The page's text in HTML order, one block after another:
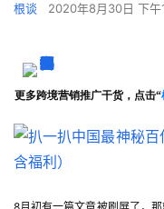
根谈 2020年8月30日 下
更多跨境营销推广干货，点击“